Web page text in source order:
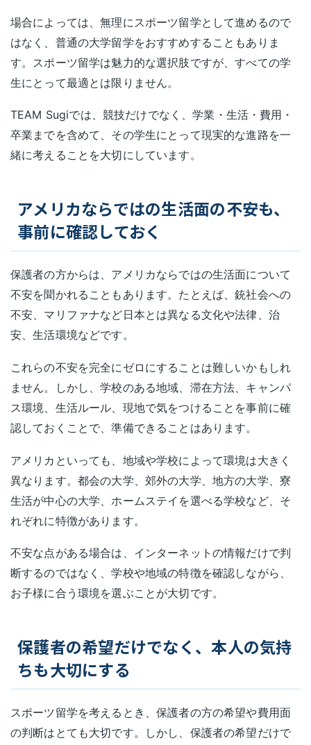
場合によっては、無理にスポーツ留学として進めるので
はなく、普通の大学留学をおすすめすることもありま
す。スポーツ留学は魅力的な選択肢ですが、すべての学
生にとって最適とは限りません。
TEAM Sugiでは、競技だけでなく、学業・生活・費用・
卒業までを含めて、その学生にとって現実的な進路を一
緒に考えることを大切にしています。
アメリカならではの生活面の不安も、
事前に確認しておく
保護者の方からは、アメリカならではの生活面について
不安を聞かれることもあります。たとえば、銃社会への
不安、マリファナなど日本とは異なる文化や法律、治
安、生活環境などです。
これらの不安を完全にゼロにすることは難しいかもしれ
ません。しかし、学校のある地域、滞在方法、キャンパ
ス環境、生活ルール、現地で気をつけることを事前に確
認しておくことで、準備できることはあります。
アメリカといっても、地域や学校によって環境は大きく
異なります。都会の大学、郊外の大学、地方の大学、寮
生活が中心の大学、ホームステイを選べる学校など、そ
れぞれに特徴があります。
不安な点がある場合は、インターネットの情報だけで判
断するのではなく、学校や地域の特徴を確認しながら、
お子様に合う環境を選ぶことが大切です。
保護者の希望だけでなく、本人の気持
ちも大切にする
スポーツ留学を考えるとき、保護者の方の希望や費用面
の判断はとても大切です。しかし、保護者の希望だけで